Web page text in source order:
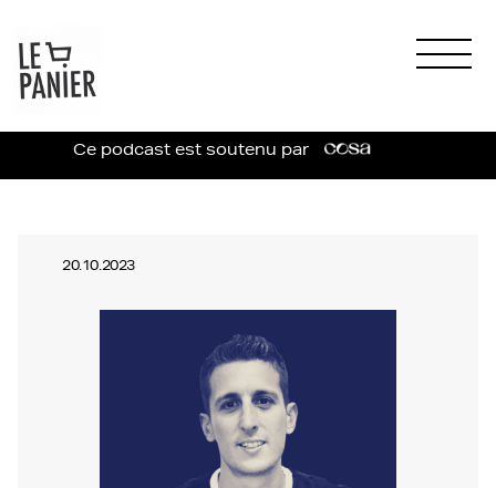
Ce podcast est soutenu par
20.10.2023